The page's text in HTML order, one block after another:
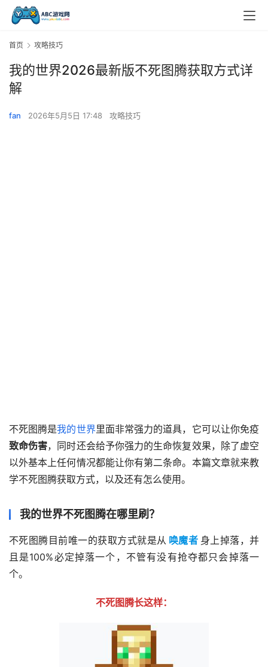
首页 攻略技巧
我的世界2026最新版不死图腾获取方式详
解
fan 2026年5月5日 17:48 攻略技巧
不死图腾是我的世界里面非常强力的道具，它可以让你免疫
致命伤害，同时还会给予你强力的生命恢复效果，除了虚空
以外基本上任何情况都能让你有第二条命。本篇文章就来教
学不死图腾获取方式，以及还有怎么使用。
我的世界不死图腾在哪里刷？
不死图腾目前唯一的获取方式就是从 唤魔者 身上掉落，并
且是100%必定掉落一个，不管有没有抢夺都只会掉落一
个。
不死图腾长这样：